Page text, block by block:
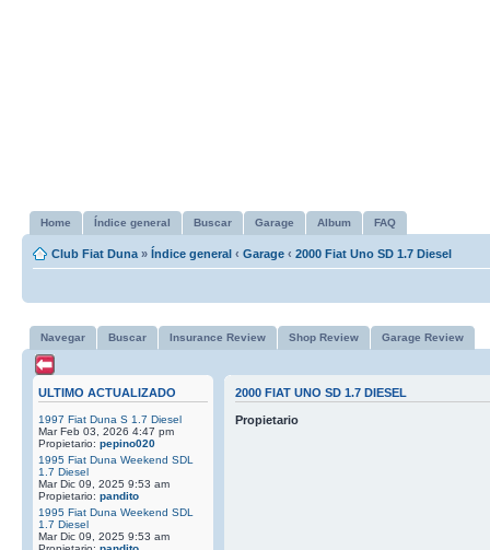
Home Índice general Buscar Garage Album FAQ
Club Fiat Duna » Índice general ‹ Garage ‹ 2000 Fiat Uno SD 1.7 Diesel
Navegar Buscar Insurance Review Shop Review Garage Review
ULTIMO ACTUALIZADO
1997 Fiat Duna S 1.7 Diesel
Mar Feb 03, 2026 4:47 pm
Propietario: pepino020
1995 Fiat Duna Weekend SDL
1.7 Diesel
Mar Dic 09, 2025 9:53 am
Propietario: pandito
1995 Fiat Duna Weekend SDL
1.7 Diesel
Mar Dic 09, 2025 9:53 am
2000 FIAT UNO SD 1.7 DIESEL
Propietario